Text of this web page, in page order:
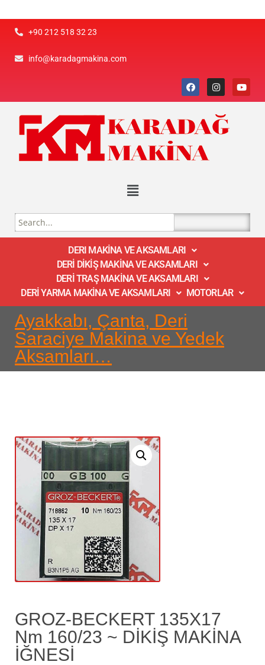
+90 212 518 32 23
info@karadagmakina.com
DERI MAKİNA VE AKSAMLARI
DERİ DİKİŞ MAKİNA VE AKSAMLARI
DERİ TRAŞ MAKİNA VE AKSAMLARI
DERİ YARMA MAKİNA VE AKSAMLARI
MOTORLAR
Ayakkabı, Çanta, Deri
Saraciye Makina ve Yedek
Aksamları…
GROZ-BECKERT 135X17
Nm 160/23 ~ DİKİŞ MAKİNA
İĞNESİ